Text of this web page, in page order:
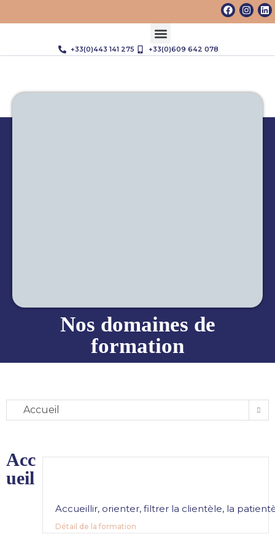
+33(0)443 141 275 +33(0)609 642 078
Nos domaines de
formation
Accueil
Acc
ueil
Accueillir, orienter, filtrer la clientèle, la
Détail de la formation